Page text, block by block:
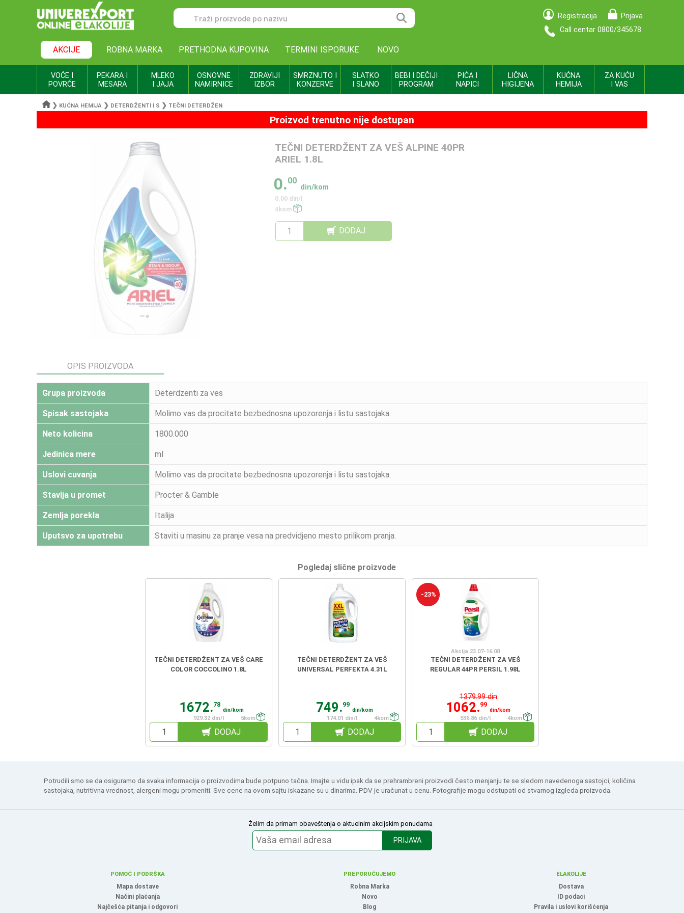
Registracija
Prijava
Call centar 0800/345678
AKCIJE ROBNA MARKA PRETHODNA KUPOVINA TERMINI ISPORUKE NOVO
VOĆE I
POVRĆE
PEKARA I
MESARA
MLEKO
I JAJA
OSNOVNE
NAMIRNICE
ZDRAVIJI
IZBOR
SMRZNUTO I
KONZERVE
SLATKO
I SLANO
BEBI I DEČIJI
PROGRAM
PIĆA I
NAPICI
LIČNA
HIGIJENA
KUĆNA
HEMIJA
ZA KUĆU
I VAS
❯ KUĆNA HEMIJA ❯ DETERDŽENTI I S ❯ TEČNI DETERDŽEN
Proizvod trenutno nije dostupan
TEČNI DETERDŽENT ZA VEŠ ALPINE 40PR
ARIEL 1.8L
0.00
din/kom
0.00 din/l
4kom
DODAJ
OPIS PROIZVODA
Grupa proizvoda Deterdzenti za ves
Spisak sastojaka Molimo vas da procitate bezbednosna upozorenja i listu sastojaka.
Neto kolicina 1800.000
Jedinica mere ml
Uslovi cuvanja Molimo vas da procitate bezbednosna upozorenja i listu sastojaka.
Stavlja u promet Procter & Gamble
Zemlja porekla Italija
Uputsvo za upotrebu Staviti u masinu za pranje vesa na predvidjeno mesto prilikom pranja.
Pogledaj slične proizvode
TEČNI DETERDŽENT ZA VEŠ CARE
COLOR COCCOLINO 1.8L
1672.78
din/kom
929.32 din/l
5kom
DODAJ
TEČNI DETERDŽENT ZA VEŠ
UNIVERSAL PERFEKTA 4.31L
749.99
din/kom
174.01 din/l
4kom
DODAJ
-23%
Akcija 23.07-16.08
TEČNI DETERDŽENT ZA VEŠ
REGULAR 44PR PERSIL 1.98L
1379.99 din
1062.99
din/kom
536.86 din/l
4kom
DODAJ
Potrudili smo se da osiguramo da svaka informacija o proizvodima bude potpuno tačna. Imajte u vidu ipak da se prehrambreni proizvodi često menjanju te se sledom navedenoga sastojci, količina
sastojaka, nutritivna vrednost, alergeni mogu promeniti. Sve cene na ovom sajtu iskazane su u dinarima. PDV je uračunat u cenu. Fotografije mogu odstupati od stvarnog izgleda proizvoda.
Želim da primam obaveštenja o aktuelnim akcijskim ponudama
PRIJAVA
POMOĆ I PODRŠKA
Mapa dostave
Načini plaćanja
Najčešća pitanja i odgovori
PREPORUČUJEMO
Robna Marka
Novo
Blog
ELAKOLIJE
Dostava
ID podaci
Pravila i uslovi korišćenja